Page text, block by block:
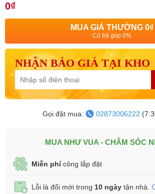
0₫
MUA GIÁ THƯỜNG 0₫
Có trả góp 0%
NHẬN BÁO GIÁ TẠI KHO
Gọi đặt mua: 02873006222
MUA NHƯ VUA - CHĂM SÓC
Miễn phícông lắp đặt
Lỗi là đổi mới trong 10 ngày tận nhà.